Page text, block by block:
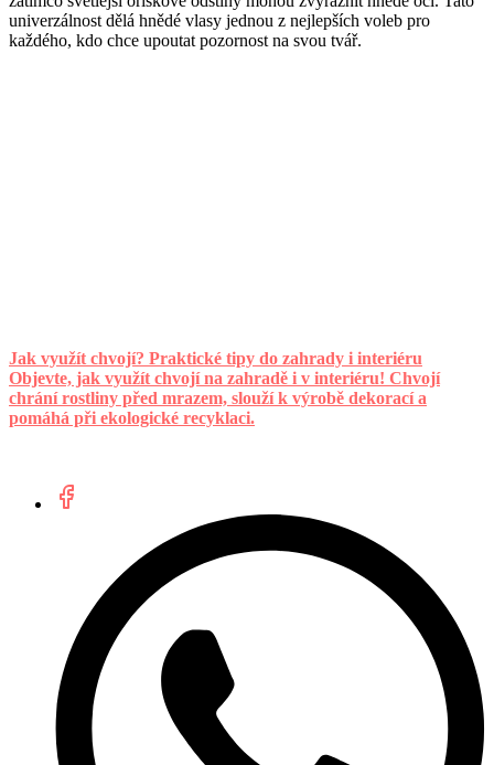
univerzálnost dělá hnědé vlasy jednou z nejlepších voleb pro
každého, kdo chce upoutat pozornost na svou tvář.
Jak využít chvojí? Praktické tipy do zahrady i interiéru
Objevte, jak využít chvojí na zahradě i v interiéru! Chvojí
chrání rostliny před mrazem, slouží k výrobě dekorací a
pomáhá při ekologické recyklaci.